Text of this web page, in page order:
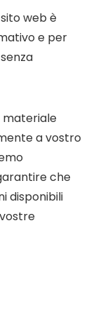
web è
e per
materiale
a vostro
che
disponibili